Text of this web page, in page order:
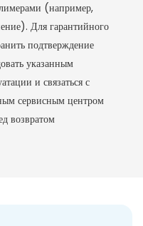
(например,
Для гарантийного
подтверждение
указанным
и связаться с
сервисным центром
возвратом